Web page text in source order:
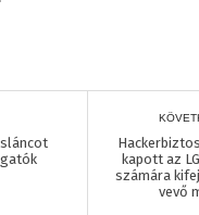
kapott az
számára
vevő